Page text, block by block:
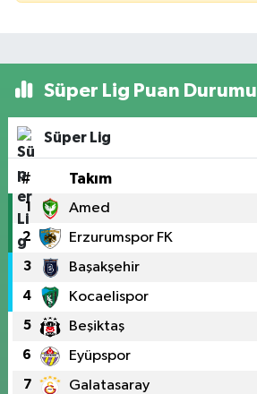
Süper Lig Puan Durumu
Süper Lig
# Takım
1 Amed
2 Erzurumspor FK
3 Başakşehir
4 Kocaelispor
5 Beşiktaş
6 Eyüpspor
7 Galatasaray